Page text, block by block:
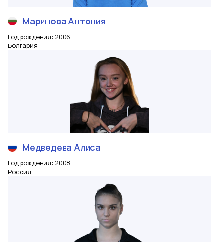
Маринова Антония
Год рождения: 2006
Болгария
Медведева Алиса
Год рождения: 2008
Россия